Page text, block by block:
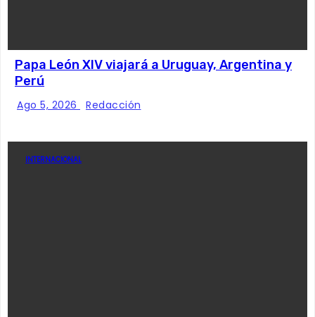
Papa León XIV viajará a Uruguay, Argentina y
Perú
Ago 5, 2026 Redacción
INTERNACIONAL